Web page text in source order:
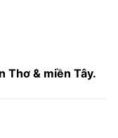
Thơ & miền Tây.